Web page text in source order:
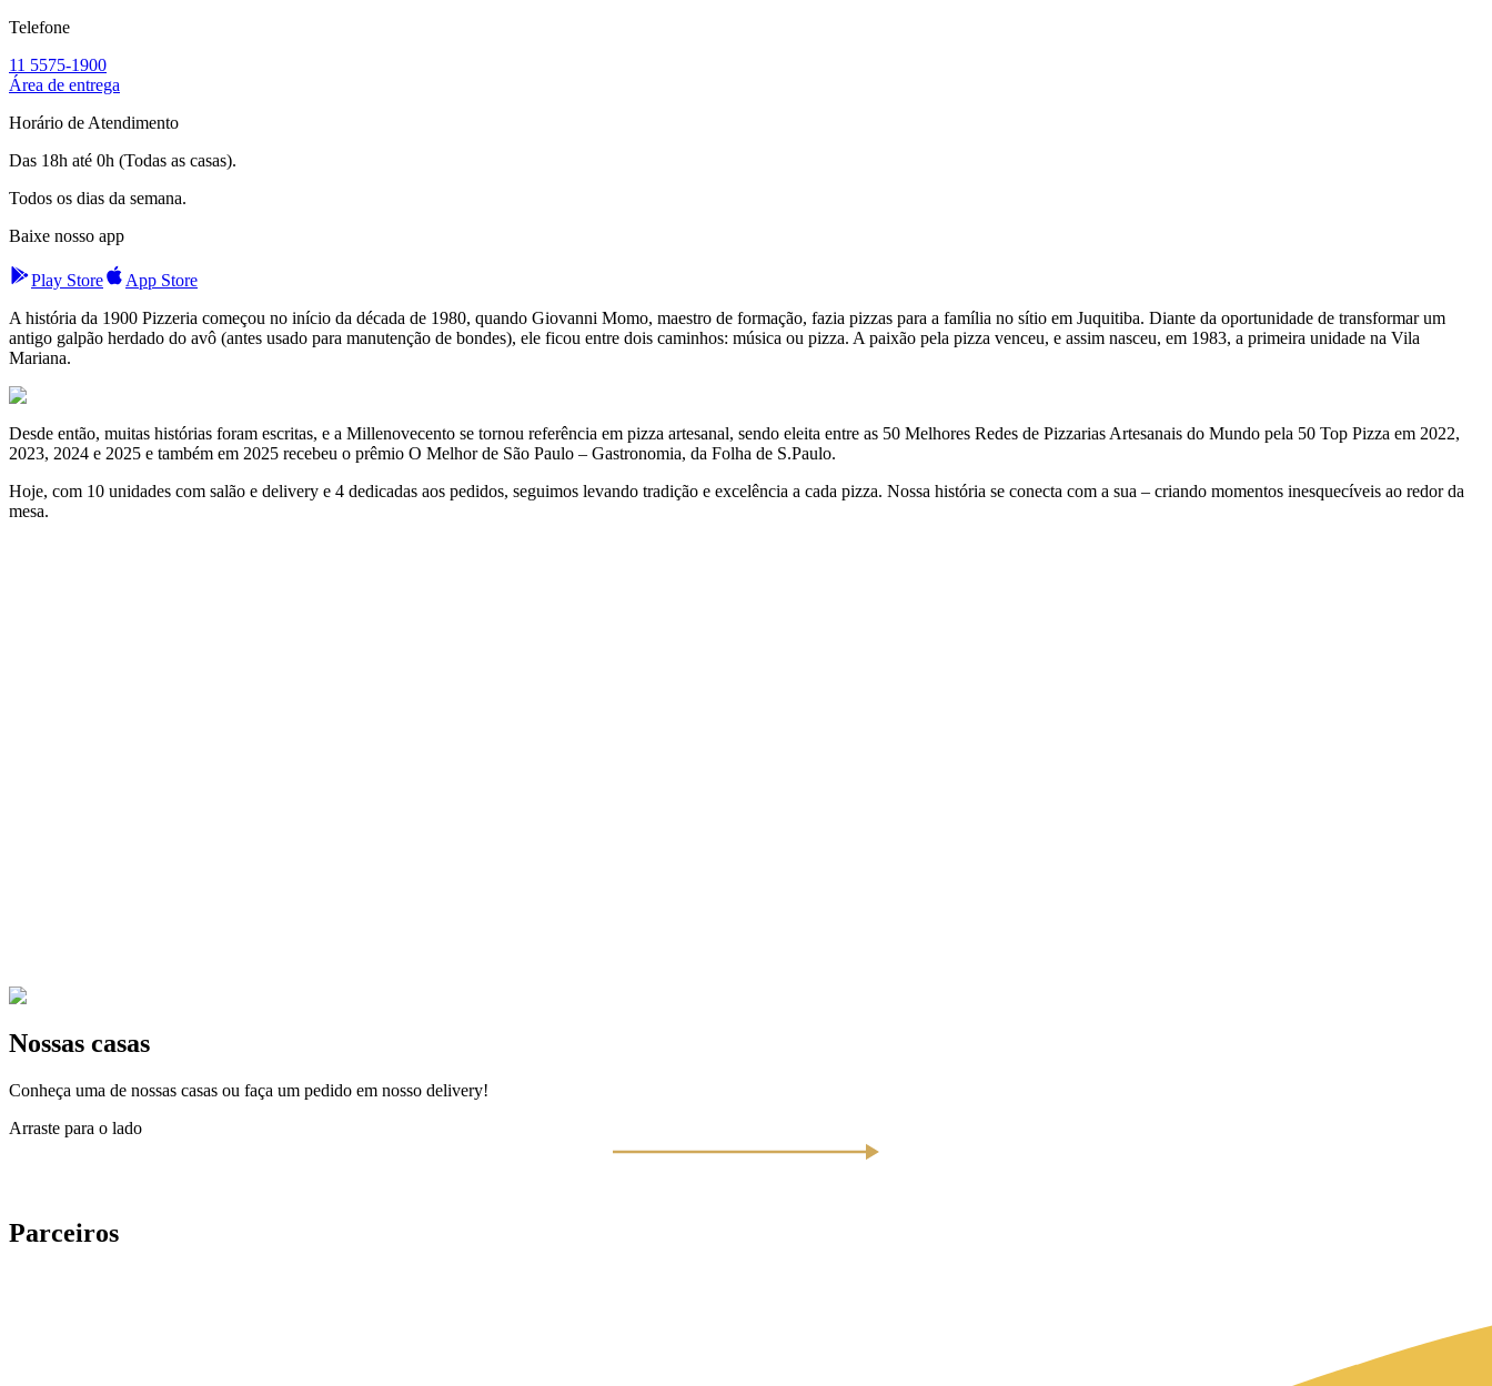
Telefone
11 5575-1900
Área de entrega
Horário de Atendimento
Das 18h até 0h (Todas as casas).
Todos os dias da semana.
Baixe nosso app
Play Store
App Store
A história da 1900 Pizzeria começou no início da década de 1980, quando Giovanni Momo, maestro de formação, fazia pizzas para a família no sítio em Juquitiba. Diante da oportunidade de transformar um
antigo galpão herdado do avô (antes usado para manutenção de bondes), ele ficou entre dois caminhos: música ou pizza. A paixão pela pizza venceu, e assim nasceu, em 1983, a primeira unidade na Vila
Mariana.
Desde então, muitas histórias foram escritas, e a Millenovecento se tornou referência em pizza artesanal, sendo eleita entre as 50 Melhores Redes de Pizzarias Artesanais do Mundo pela 50 Top Pizza em 2022,
2023, 2024 e 2025 e também em 2025 recebeu o prêmio O Melhor de São Paulo – Gastronomia, da Folha de S.Paulo.
Hoje, com 10 unidades com salão e delivery e 4 dedicadas aos pedidos, seguimos levando tradição e excelência a cada pizza. Nossa história se conecta com a sua – criando momentos inesquecíveis ao redor da
mesa.
Nossas casas
Conheça uma de nossas casas ou faça um pedido em nosso delivery!
Arraste para o lado
Parceiros